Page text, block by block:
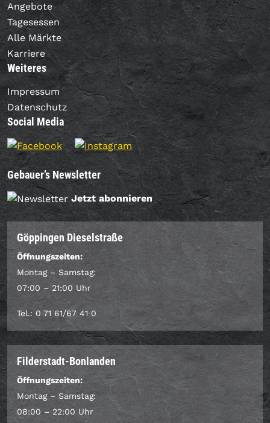
Angebote
Tagesessen
Alle Märkte
Karriere
Weiteres
Impressum
Datenschutz
Social Media
Gebauer’s Newsletter
Jetzt abonnieren
Göppingen Dieselstraße
Öffnungszeiten:
Montag – Samstag:
07:00 – 21:00 Uhr
Tel.: 0 71 61/67 41 0
Filderstadt-Bonlanden
Öffnungszeiten:
Montag – Samstag:
08:00 – 22:00 Uhr